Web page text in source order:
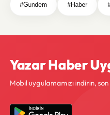
#Gundem #Haber
Yazar Haber
Mobil uygulamamızı indirin,